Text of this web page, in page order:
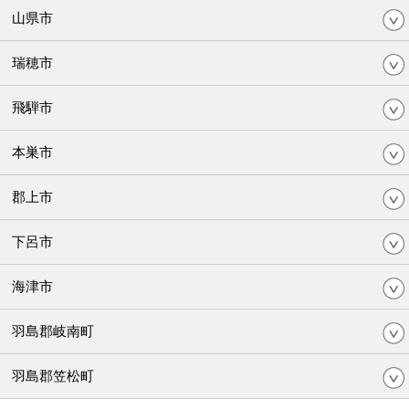
山県市
瑞穂市
飛騨市
本巣市
郡上市
下呂市
海津市
羽島郡岐南町
羽島郡笠松町